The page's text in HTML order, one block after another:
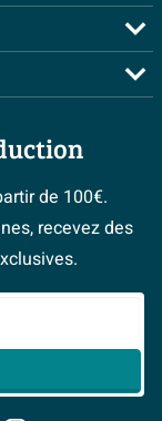
de 100€.
recevez des